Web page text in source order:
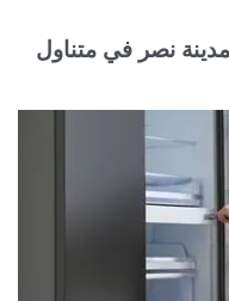
نصر في متناول